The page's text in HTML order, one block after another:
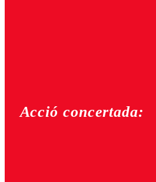
Acció concertada: